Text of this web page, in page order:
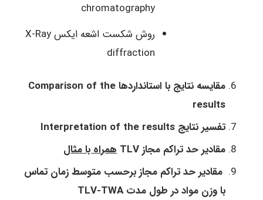
chromatography
روش شکست اشعه ایکس X-Ray
diffraction
مقایسه نتایج با استانداردها Comparison of the
results
تفسیر نتایج Interpretation of the results
مقادیر حد تراکم مجازTLV همراه با مثال
مقادیر حد تراکم مجاز برحسب متوسط زمان تماس
با وزن مواد در طول مدت TLV-TWA